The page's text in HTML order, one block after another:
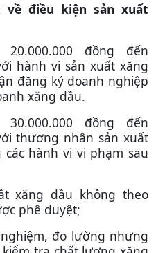
về điều kiện sản xuất
đồng đến
hành vi sản xuất xăng
đăng ký doanh nghiệp
xăng dầu.
đồng đến
thương nhân sản xuất
hành vi vi phạm sau
xăng dầu không theo
phê duyệt;
đo lường nhưng